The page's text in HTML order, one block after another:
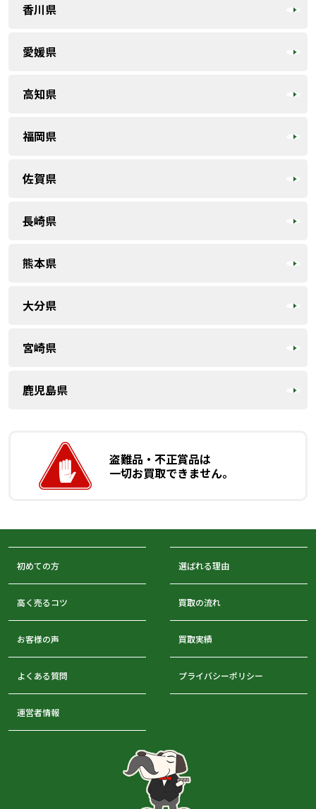
香川県
愛媛県
高知県
福岡県
佐賀県
長崎県
熊本県
大分県
宮崎県
鹿児島県
盗難品・不正賞品は
一切お買取できません。
初めての方 選ばれる理由
高く売るコツ 買取の流れ
お客様の声 買取実績
よくある質問 プライバシーポリシー
運営者情報